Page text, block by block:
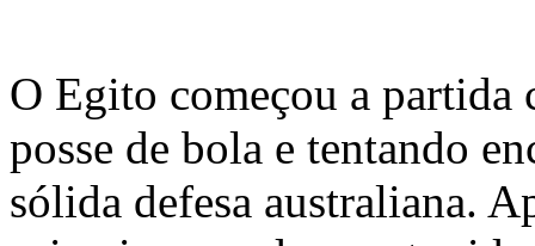
O Egito começou a partida
posse de bola e tentando
sólida defesa australiana.